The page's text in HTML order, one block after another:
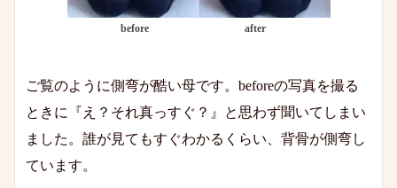
before after
ご覧のように側弯が酷い母です。beforeの写真を撮る
ときに『え？それ真っすぐ？』と思わず聞いてしまい
ました。誰が見てもすぐわかるくらい、背骨が側弯し
ています。